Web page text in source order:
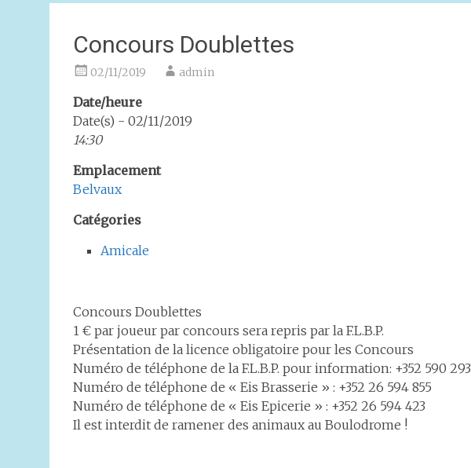
Concours Doublettes
02/11/2019 admin
Date/heure
Date(s) - 02/11/2019
14:30
Emplacement
Belvaux
Catégories
Amicale
Concours Doublettes
1 € par joueur par concours sera repris par la F.L.B.P.
Présentation de la licence obligatoire pour les Concours
Numéro de téléphone de la F.L.B.P. pour information: +352 590 293
Numéro de téléphone de « Eis Brasserie » : +352 26 594 855
Numéro de téléphone de « Eis Epicerie » : +352 26 594 423
Il est interdit de ramener des animaux au Boulodrome !